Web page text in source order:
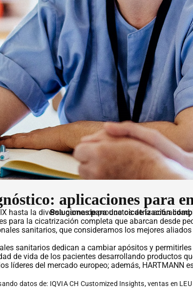
aplicaciones para
Soluciones para una cicatrización
hasta la diversa gama de productos de la
para la cicatrización completa que abarcan desde
sanitarios, que consideramos los mejores
sanitarios dedican a cambiar apósitos y
de vida de los pacientes desarrollando productos
líderes del mercado europeo; además,
datos de: IQVIA CH Customized Insights, ventas en